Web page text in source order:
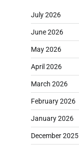
July 2026
June 2026
May 2026
April 2026
March 2026
February 2026
January 2026
December 2025